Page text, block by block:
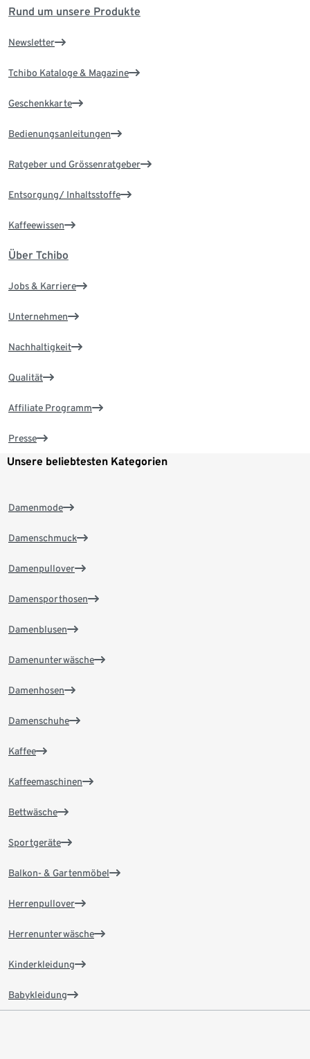
Rund um unsere Produkte
Newsletter
Tchibo Kataloge & Magazine
Geschenkkarte
Bedienungsanleitungen
Ratgeber und Grössenratgeber
Entsorgung/ Inhaltsstoffe
Kaffeewissen
Über Tchibo
Jobs & Karriere
Unternehmen
Nachhaltigkeit
Qualität
Affiliate Programm
Presse
Unsere beliebtesten Kategorien
Damenmode
Damenschmuck
Damenpullover
Damensporthosen
Damenblusen
Damenunterwäsche
Damenhosen
Damenschuhe
Kaffee
Kaffeemaschinen
Bettwäsche
Sportgeräte
Balkon- & Gartenmöbel
Herrenpullover
Herrenunterwäsche
Kinderkleidung
Babykleidung